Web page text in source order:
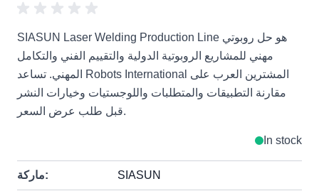
SIASUN Laser Welding Production Line هو حل روبوتي
مهني للمشاريع الروبوتية الدولية والتقييم الفني والتكامل
المهني. تساعد Robots International المشترين العرب على
مقارنة التطبيقات والمتطلبات واللوجستيات وخيارات النشر
قبل طلب عرض السعر.
In stock
ماركة: SIASUN